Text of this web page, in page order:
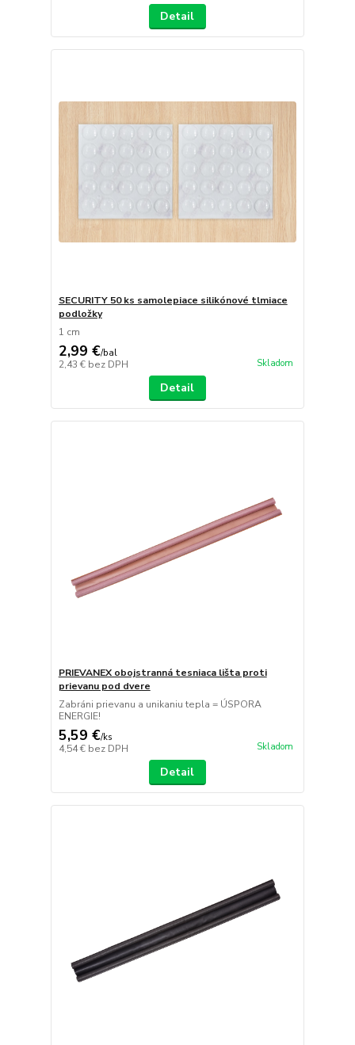
Detail
SECURITY 50 ks samolepiace silikónové tlmiace
podložky
1 cm
2,99 €/bal
2,43 € bez DPH Skladom
Detail
PRIEVANEX obojstranná tesniaca lišta proti
prievanu pod dvere
Zabráni prievanu a unikaniu tepla = ÚSPORA
ENERGIE!
5,59 €/ks
4,54 € bez DPH Skladom
Detail